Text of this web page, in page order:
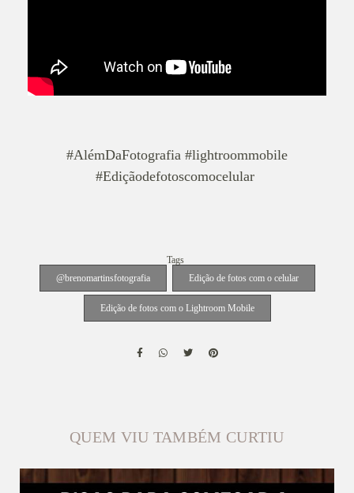
#AlémDaFotografia #lightroommobile
#Ediçãodefotoscomocelular
Tags
@brenomartinsfotografia
Edição de fotos com o celular
Edição de fotos com o Lightroom Mobile
QUEM VIU TAMBÉM CURTIU